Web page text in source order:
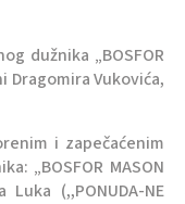
dužnika „BOSFOR
Dragomira Vukovića,
i zapečaćenim
„BOSFOR MASON
(,,PONUDA-NE